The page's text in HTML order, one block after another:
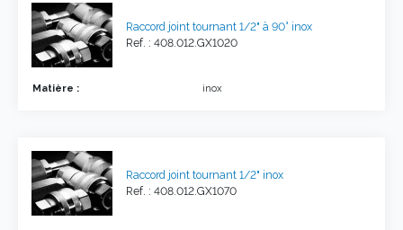
Raccord joint tournant 1/2" à 90° inox
Ref. : 408.012.GX1020
Matière : inox
Raccord joint tournant 1/2" inox
Ref. : 408.012.GX1070